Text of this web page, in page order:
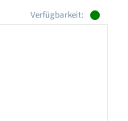
Verfügbarkeit: